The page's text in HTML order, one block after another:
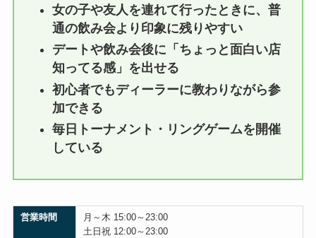
女の子や友人を連れて行ったときに、普
通の飲み会より印象に残りやすい
デートや飲み会後に「ちょっと面白い店
知ってる感」を出せる
初心者でもディーラーに教わりながら参
加できる
毎日トーナメント・リングゲームを開催
している
営業時間
月～木 15:00～23:00
土日祝 12:00～23:00